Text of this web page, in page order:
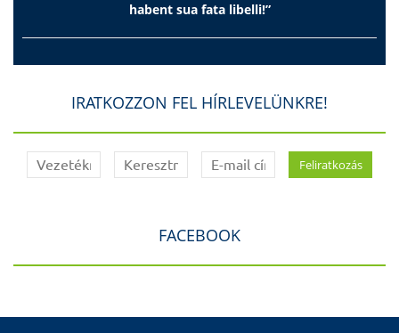
habent sua fata libelli!”
IRATKOZZON FEL HÍRLEVELÜNKRE!
FACEBOOK